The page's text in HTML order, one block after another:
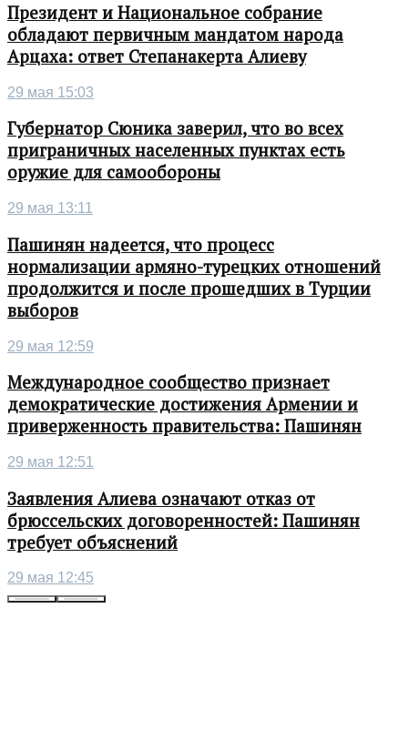
Президент и Национальное собрание
обладают первичным мандатом народа
Арцаха: ответ Степанакерта Алиеву
29 мая 15:03
Губернатор Сюника заверил, что во всех
приграничных населенных пунктах есть
оружие для самообороны
29 мая 13:11
Пашинян надеется, что процесс
нормализации армяно-турецких отношений
продолжится и после прошедших в Турции
выборов
29 мая 12:59
Международное сообщество признает
демократические достижения Армении и
приверженность правительства: Пашинян
29 мая 12:51
Заявления Алиева означают отказ от
брюссельских договоренностей: Пашинян
требует объяснений
29 мая 12:45